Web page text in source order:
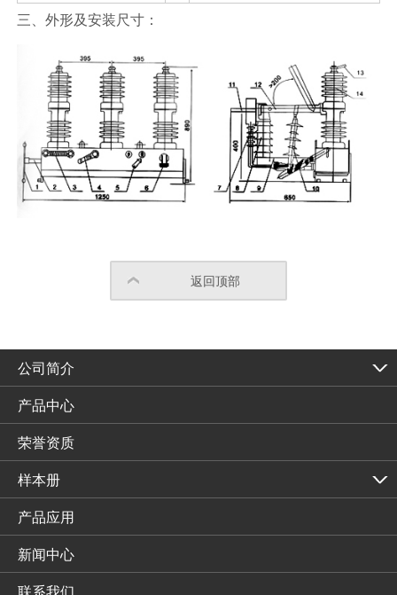
三、外形及安装尺寸：
返回顶部
公司简介
产品中心
荣誉资质
样本册
产品应用
新闻中心